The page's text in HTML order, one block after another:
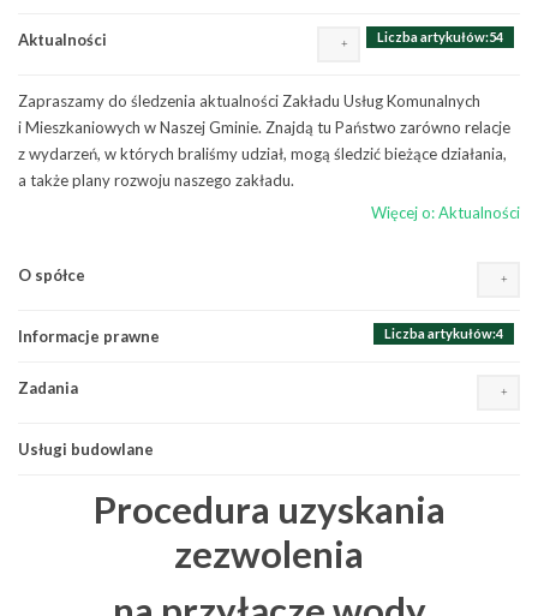
Aktualności Liczba artykułów:54
Zapraszamy do śledzenia aktualności Zakładu Usług Komunalnych
i Mieszkaniowych w Naszej Gminie. Znajdą tu Państwo zarówno relacje
z wydarzeń, w których braliśmy udział, mogą śledzić bieżące działania,
a także plany rozwoju naszego zakładu.
Więcej o: Aktualności
Wydarzenia, osiągnięcia, inicjatywy
Plany i zamierzenia Liczba artykułów:1
Komunikaty, awarie i wyłączenia
O spółce
Działalność
własność Gminy Terespol
poprzez prowadzenie
działalności usługowej na
Informacje prawne Liczba artykułów:4
Zadania
Woda i ścieki
Usługi budowlane
Procedura uzyskania
zezwolenia